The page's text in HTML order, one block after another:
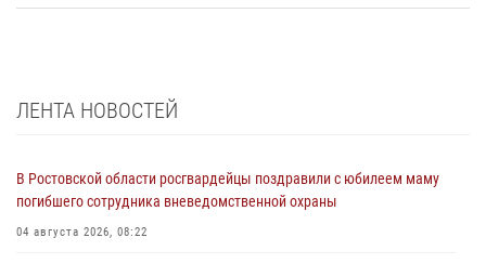
ЛЕНТА НОВОСТЕЙ
В Ростовской области росгвардейцы поздравили с юбилеем маму
погибшего сотрудника вневедомственной охраны
04 августа 2026, 08:22